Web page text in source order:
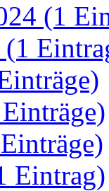
(1
Eintrag)